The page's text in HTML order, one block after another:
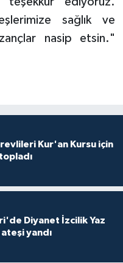
sağlık ve
nasip etsin."
Kur'an Kursu için
Diyanet İzcilik Yaz
ateşi yandı